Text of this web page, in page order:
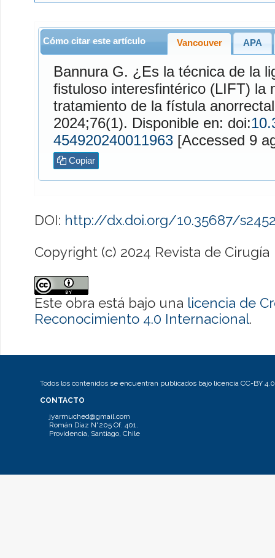
Cómo citar este artículo Vancouver APA
BannuraG. ¿Es la técnica de la ligadura del trayecto
fistuloso interesfintérico (LIFT) la
tratamiento de la fístula
2024;76(1). Disponible en: doi:
454920240011963
Copiar
DOI: http://dx.doi.org/10.35687/
Copyright (c) 2024 Revista de Cirugía
Este obra está bajo una licencia de
Reconocimiento 4.0 Internacional.
Todos los contenidos se encuentran publicados bajo licencia CC-BY 4.0
CONTACTO
jyarmuched@gmail.com
Román Díaz N°205 Of. 401.
Providencia, Santiago, Chile